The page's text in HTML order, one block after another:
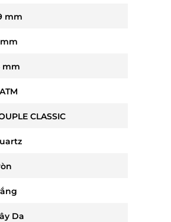
mm
mm
CLASSIC
Da